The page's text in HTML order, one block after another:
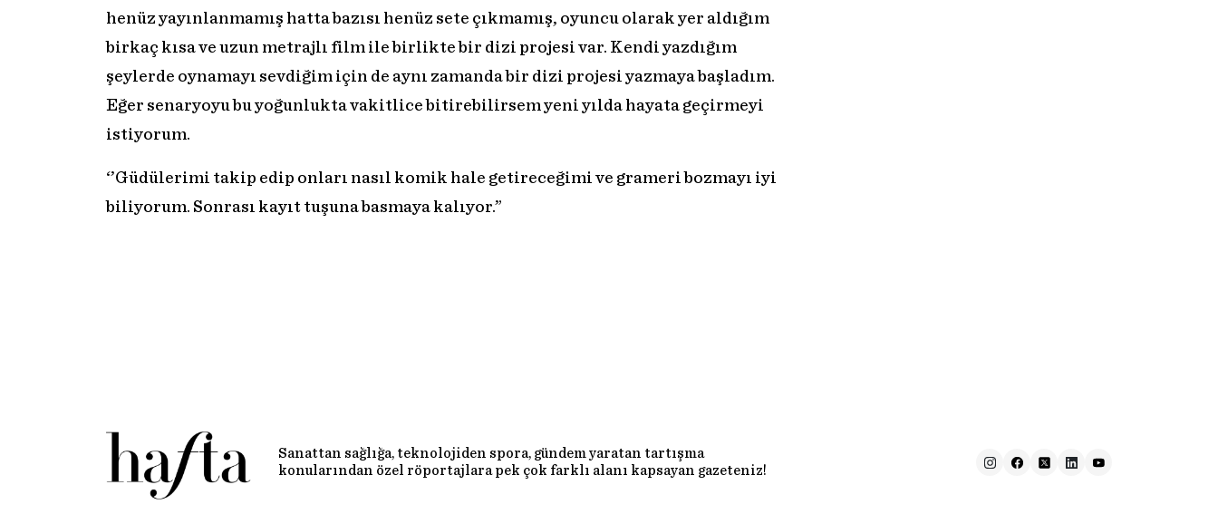
henüz yayınlanmamış hatta bazısı henüz sete çıkmamış, oyuncu olarak yer aldığım
birkaç kısa ve uzun metrajlı film ile birlikte bir dizi projesi var. Kendi yazdığım
şeylerde oynamayı sevdiğim için de aynı zamanda bir dizi projesi yazmaya başladım.
Eğer senaryoyu bu yoğunlukta vakitlice bitirebilirsem yeni yılda hayata geçirmeyi
istiyorum.
‘’Güdülerimi takip edip onları nasıl komik hale getireceğimi ve grameri bozmayı iyi
biliyorum. Sonrası kayıt tuşuna basmaya kalıyor.”
Sanattan sağlığa, teknolojiden spora, gündem yaratan tartışma
konularından özel röportajlara pek çok farklı alanı kapsayan gazeteniz!